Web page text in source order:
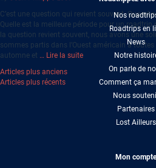
C’est une question qui revient souvent. Quand
Quelle est la meilleure période pour un roadtrip
la question revient souvent, nous avons une
sommes partis dans l’Ouest américain à
automne et … Lire la suite
NAVIGATION
DES
Articles plus anciens
Articles plus récents
Nos
Roadtrips en
News
Notre
On parle de
Comment ça
Nous
Partenaires
Lost Ailleurs
Mon compte